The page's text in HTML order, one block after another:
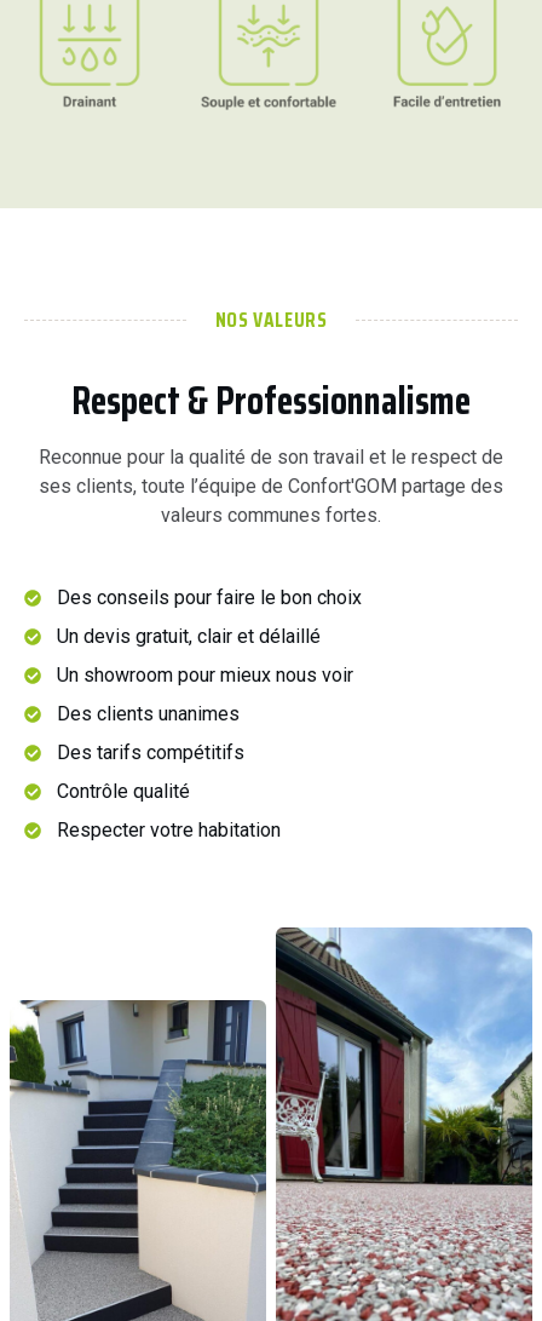
NOS VALEURS
Respect & Professionnalisme
Reconnue pour la qualité de son travail et le respect de
ses clients, toute l’équipe de Confort'GOM partage des
valeurs communes fortes.
Des conseils pour faire le bon choix
Un devis gratuit, clair et délaillé
Un showroom pour mieux nous voir
Des clients unanimes
Des tarifs compétitifs
Contrôle qualité
Respecter votre habitation